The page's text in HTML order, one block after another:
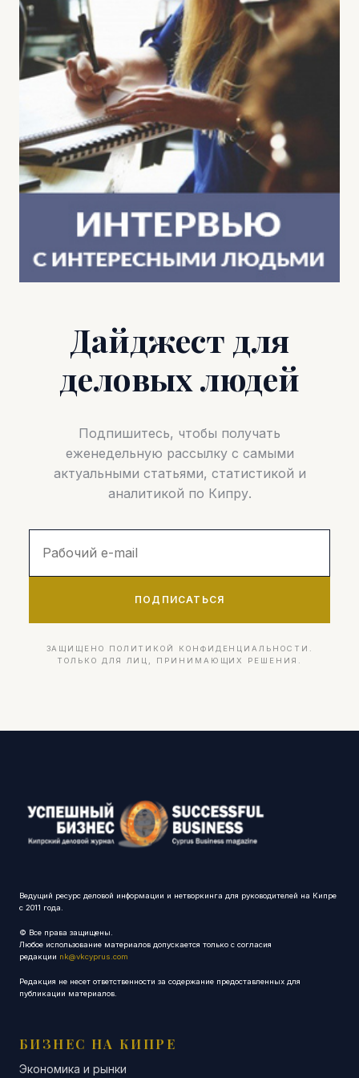
Дайджест для
деловых людей
Подпишитесь, чтобы получать
еженедельную рассылку с самыми
актуальными статьями, статистикой и
аналитикой по Кипру.
ПОДПИСАТЬСЯ
ЗАЩИЩЕНО ПОЛИТИКОЙ КОНФИДЕНЦИАЛЬНОСТИ.
ТОЛЬКО ДЛЯ ЛИЦ, ПРИНИМАЮЩИХ РЕШЕНИЯ.
Ведущий ресурс деловой информации и нетворкинга для руководителей на Кипре
с 2011 года.
© Все права защищены.
Любое использование материалов допускается только с согласия
редакции nk@vkcyprus.com
Редакция не несет ответственности за содержание предоставленных для
публикации материалов.
БИЗНЕС НА КИПРЕ
Экономика и рынки